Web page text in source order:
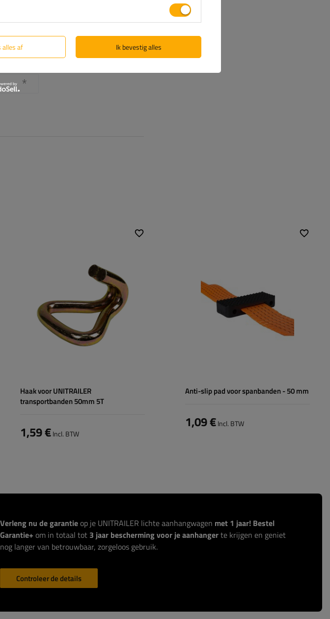
Haak voor UNITRAILER
transportbanden 50mm 5T
1,59 €Incl. BTW
Anti-slip pad voor spanbanden - 50 mm
1,09 €Incl. BTW
Verleng nu de garantie op je UNITRAILER lichte aanhangwagen met 1 jaar! Bestel
Garantie+ om in totaal tot 3 jaar bescherming voor je aanhangerte krijgen en geniet
nog langer van betrouwbaar, zorgeloos gebruik.
Controleer de details
alles af Ik bevestig alles